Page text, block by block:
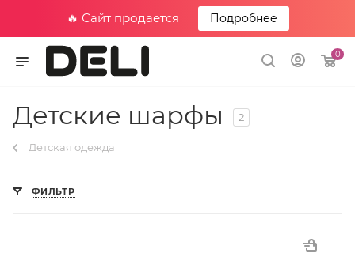
🔥 Сайт продается Подробнее
0
Детские шарфы 2
Детская одежда
ФИЛЬТР